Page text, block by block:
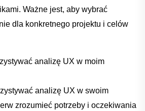
⁢Ważne jest, aby wybrać
dla konkretnego projektu i celów
analizę ⁢UX w moim
analizę UX w⁤ swoim
zrozumieć potrzeby i oczekiwania⁤